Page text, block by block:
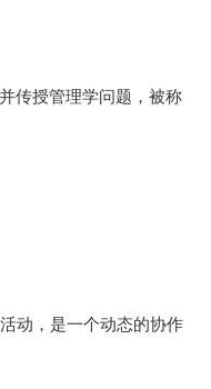
传授管理学问题，被称
动，是一个动态的协作